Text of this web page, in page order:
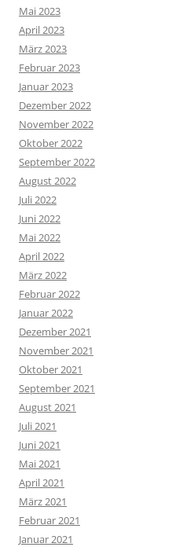
Mai 2023
April 2023
März 2023
Februar 2023
Januar 2023
Dezember 2022
November 2022
Oktober 2022
September 2022
August 2022
Juli 2022
Juni 2022
Mai 2022
April 2022
März 2022
Februar 2022
Januar 2022
Dezember 2021
November 2021
Oktober 2021
September 2021
August 2021
Juli 2021
Juni 2021
Mai 2021
April 2021
März 2021
Februar 2021
Januar 2021